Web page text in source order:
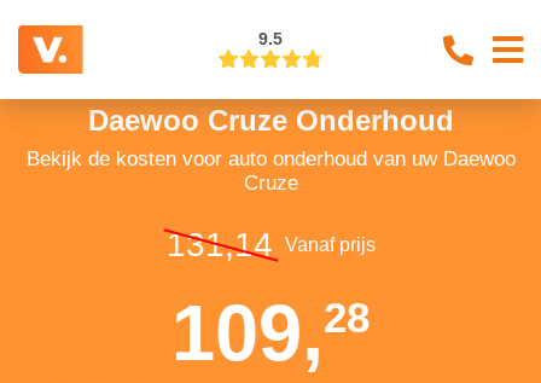
9.5
Daewoo Cruze Onderhoud
Bekijk de kosten voor auto onderhoud van uw Daewoo
Cruze
131,14 Vanaf prijs
109,28